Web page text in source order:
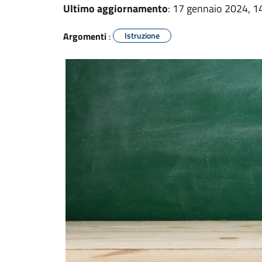
Ultimo aggiornamento: 17 gennaio 2024,
Argomenti : Istruzione